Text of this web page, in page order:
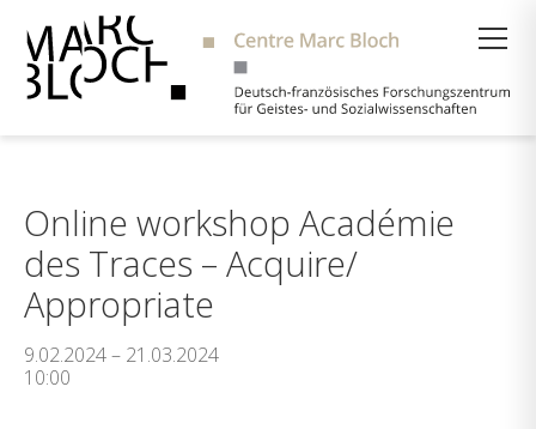
Online workshop Académie
des Traces – Acquire/
Appropriate
9.02.2024 – 21.03.2024
10:00